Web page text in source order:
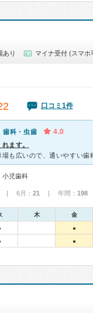
あり マイナ受付 (スマホ
口コミ1件
歯科・虫歯 4.0
ます。
小児歯科
| 6月： 21 | 年間： 198
木 金
●
●